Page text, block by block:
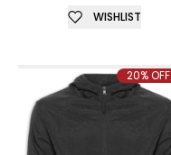
WISHLIST
20% OFF